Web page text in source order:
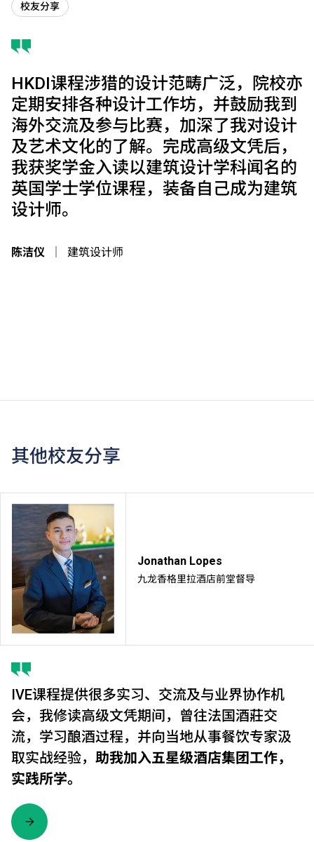
校友分享
HKDI课程涉猎的设计范畴广泛，院校亦
定期安排各种设计工作坊，并鼓励我到
海外交流及参与比赛，加深了我对设计
及艺术文化的了解。完成高级文凭后，
我获奖学金入读以建筑设计学科闻名的
英国学士学位课程，装备自己成为建筑
设计师。
陈洁仪 建筑设计师
其他校友分享
Jonathan Lopes
九龙香格里拉酒店前堂督导
IVE课程提供很多实习、交流及与业界协作机
会，我修读高级文凭期间，曾往法国酒莊交
流，学习酿酒过程，并向当地从事餐饮专家汲
取实战经验， 助我加入五星级酒店集团工作，
实践所学。